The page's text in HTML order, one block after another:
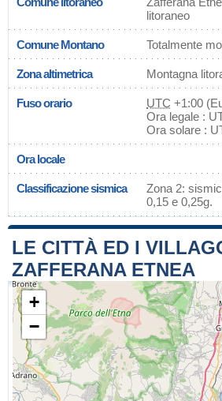
litoraneo
Comune Montano Totalmente
Zona altimetrica Montagna
Fuso orario UTC +1:00
Ora legale :
Ora solare :
Ora locale
Classificazione sismica
Zona 2:
0,15 e 0,25g.
LE CITTÀ ED I
ZAFFERANA ETNEA
+
−